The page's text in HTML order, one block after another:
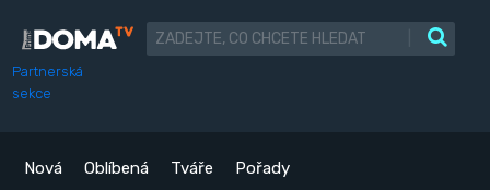
Partnerská
sekce
Nová Oblíbená Tváře Pořady